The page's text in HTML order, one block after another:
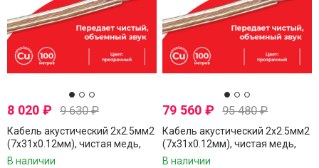
8 020 ₽ 9 630₽
Кабель акустический 2x2.5мм2
(7x31x0.12мм), чистая медь,
пластиковая катушка,
В наличии
79 560₽ 95 480₽
Кабель акустический 2x2.5мм2
(7x31x0.12мм), чистая медь,
пластиковая катушка,
В наличии